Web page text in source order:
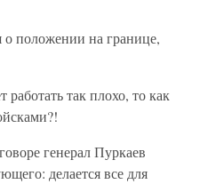
о положении на границе,
так плохо, то как
генерал Пуркаев
делается все для